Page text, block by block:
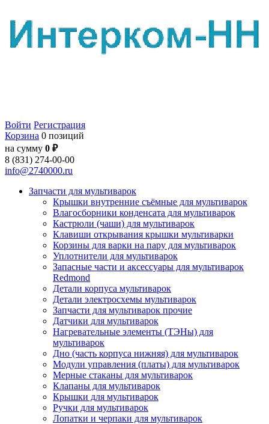
Войти Регистрация
Корзина 0 позиций
на сумму 0 ₽
8 (831) 274-00-00
info@2740000.ru
Запчасти для мультиварок
Крышки внутренние съёмные для мультиварок
Влагосборники конденсата для мультиварок
Кастрюли (чаши) для мультиварок
Клавиши открывания крышки мультиварки
Корзины для варки на пару для мультиварок
Уплотнители для мультиварок
Запасные части и аксессуары для мультиварок
Redmond
Детали корпуса мультиварок
Детали электросхемы мультиварок
Запчасти для мультиварок прочие
Датчики для мультиварок
Нагревательные элементы (ТЭНы) для
мультиварок
Дно (часть корпуса нижняя) для мультиварок
Модули управления (платы) для мультиварок
Мерные стаканы для мультиварок
Клапаны для мультиварок
Крышки для мультиварок
Ручки для мультиварок
Лопатки и черпаки для мультиварок